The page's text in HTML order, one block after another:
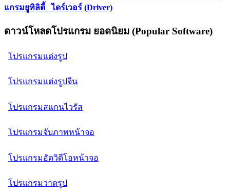
แกรมยูทิลิตี้
ไดร์เวอร์ (Driver)
ดาวน์โหลดโปรแกรม ยอดนิยม (Popular Software)
โปรแกรมแต่งรูป
โปรแกรมแต่งรูปจีน
โปรแกรมสแกนไวรัส
โปรแกรมจับภาพหน้าจอ
โปรแกรมอัดวิดีโอหน้าจอ
โปรแกรมวาดรูป